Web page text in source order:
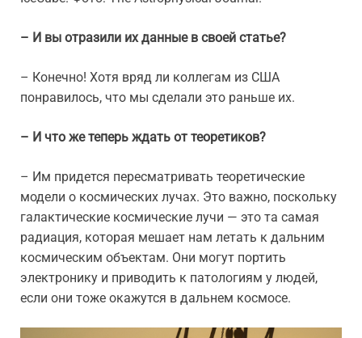
– И вы отразили их данные в своей статье?
– Конечно! Хотя вряд ли коллегам из США
понравилось, что мы сделали это раньше их.
– И что же теперь ждать от теоретиков?
– Им придется пересматривать теоретические
модели о космических лучах. Это важно, поскольку
галактические космические лучи — это та самая
радиация, которая мешает нам летать к дальним
космическим объектам. Они могут портить
электронику и приводить к патологиям у людей,
если они тоже окажутся в дальнем космосе.